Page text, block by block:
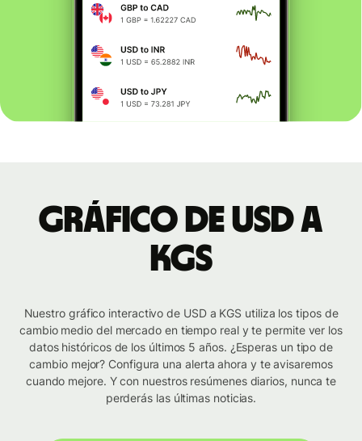
Gráfico de USD a
KGS
Nuestro gráfico interactivo de USD a KGS utiliza los tipos de
cambio medio del mercado en tiempo real y te permite ver los
datos históricos de los últimos 5 años. ¿Esperas un tipo de
cambio mejor? Configura una alerta ahora y te avisaremos
cuando mejore. Y con nuestros resúmenes diarios, nunca te
perderás las últimas noticias.